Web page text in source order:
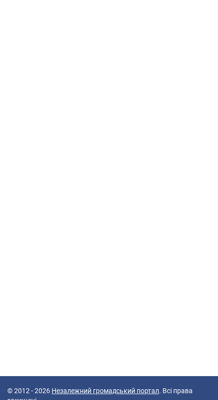
© 2012 - 2026 Незалежний громадський портал. Всі права